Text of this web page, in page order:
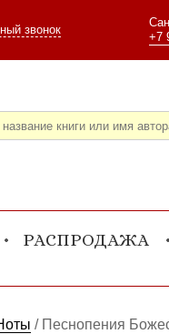
звонок
+7
РАСПРОДАЖА
/ Песнопения